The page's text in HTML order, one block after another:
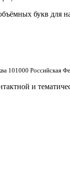
букв для
101000 Российская
и